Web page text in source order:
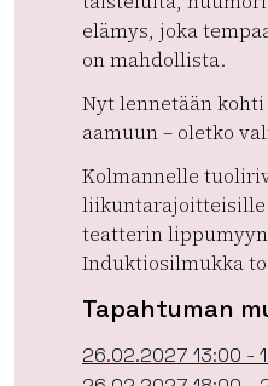
elämys, joka
on mahdollista.
Nyt lennetään
aamuun – oletko
Kolmannelle
teatterin
Induktiosilmukka
Tapahtuman
26.02.2027 13:00 -